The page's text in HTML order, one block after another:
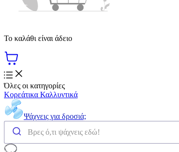
Το καλάθι είναι άδειο
Όλες οι κατηγορίες
Κορεάτικα Καλλυντικά
Ψάχνεις για δροσιά;